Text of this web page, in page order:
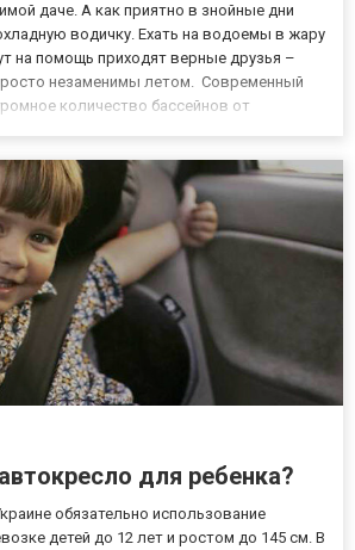
даче. А как приятно в знойные дни
водичку. Ехать на водоемы в жару
на помощь приходят верные друзья –
незаменимы летом. Современный
количество бассейнов от
для ребенка?
обязательно использование
детей до 12 лет и ростом до 145 см. В